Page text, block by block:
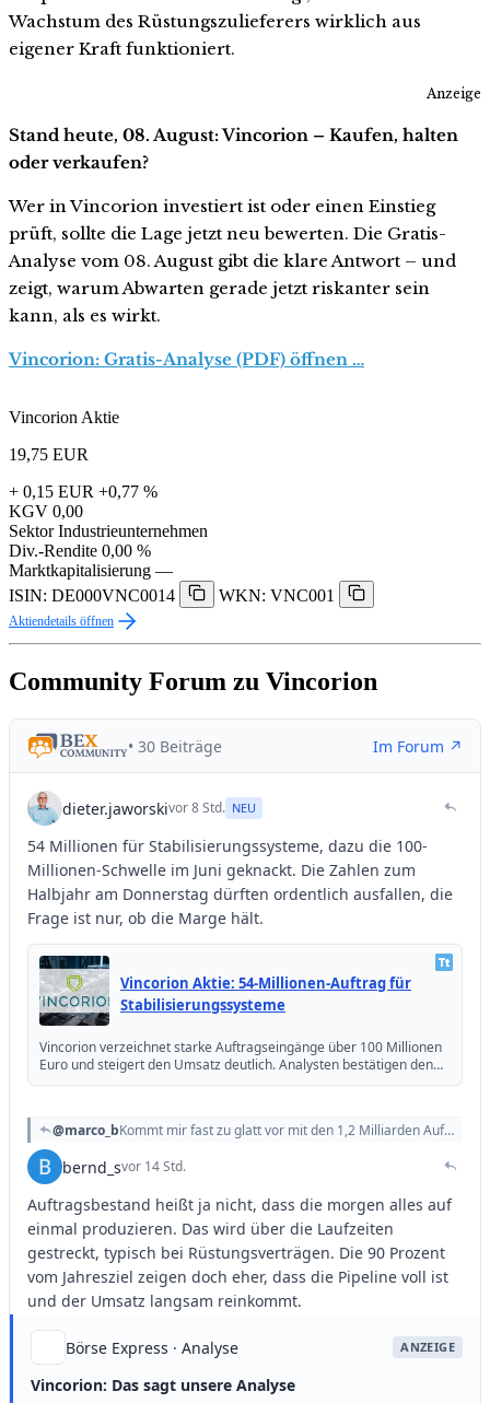
Wachstum des Rüstungszulieferers wirklich aus
eigener Kraft funktioniert.
Anzeige
Stand heute, 08. August: Vincorion – Kaufen, halten
oder verkaufen?
Wer in Vincorion investiert ist oder einen Einstieg
prüft, sollte die Lage jetzt neu bewerten. Die Gratis-
Analyse vom 08. August gibt die klare Antwort – und
zeigt, warum Abwarten gerade jetzt riskanter sein
kann, als es wirkt.
Vincorion: Gratis-Analyse (PDF) öffnen …
Vincorion Aktie
19,75 EUR
+ 0,15 EUR +0,77 %
KGV 0,00
Sektor Industrieunternehmen
Div.-Rendite 0,00 %
Marktkapitalisierung —
ISIN: DE000VNC0014
WKN: VNC001
Aktiendetails öffnen
Community Forum zu Vincorion